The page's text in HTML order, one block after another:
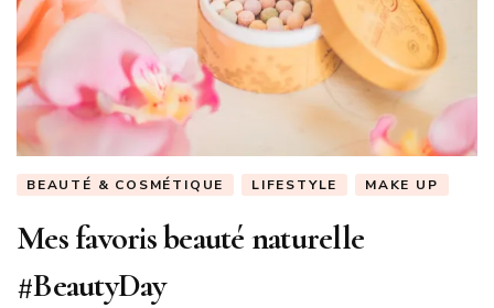
BEAUTÉ & COSMÉTIQUE LIFESTYLE MAKE UP
Mes favoris beauté naturelle
#BeautyDay